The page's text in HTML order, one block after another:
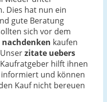
Dies hat nun ein
gute Beratung
sich vor dem
kaufen
zitate uebers
Kaufratgeber hilft ihnen
informiert und können
Kauf nicht bereuen